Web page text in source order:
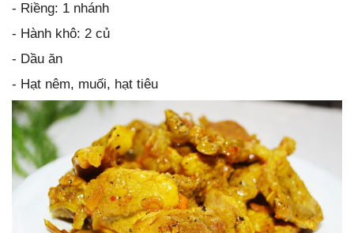
- Riềng: 1 nhánh
- Hành khô: 2 củ
- Dầu ăn
- Hạt nêm, muối, hạt tiêu